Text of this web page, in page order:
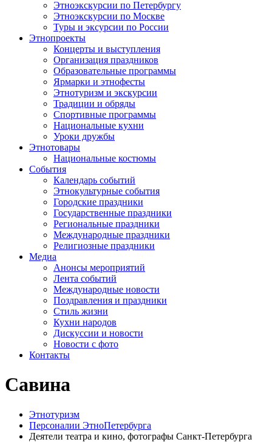
Этноэкскурсии по Петербургу
Этноэкскурсии по Москве
Туры и эксурсии по России
Этнопроекты
Концерты и выступления
Организация праздников
Образовательные программы
Ярмарки и этнофесты
Этнотуризм и экскурсии
Традиции и обряды
Спортивные программы
Национальные кухни
Уроки дружбы
Этнотовары
Национальные костюмы
События
Календарь событий
Этнокультурные события
Городские праздники
Государственные праздники
Региональные праздники
Международные праздники
Религиозные праздники
Медиа
Анонсы мероприятий
Лента событий
Международные новости
Поздравления и праздники
Cтиль жизни
Кухни народов
Дискуссии и новости
Новости с фото
Контакты
Савина
Этнотуризм
Персоналии ЭтноПетербурга
Деятели театра и кино, фотографы Санкт-Петербурга